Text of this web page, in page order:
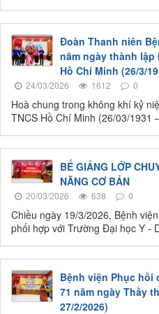
Đoàn Thanh niên
năm ngày thành
Hồ Chí Minh (26/3/
24/03/2026 1612 0
Hoà chung trong không khí kỷ
TNCS Hồ Chí Minh (26/03/1931
BẾ GIẢNG LỚP
NĂNG CƠ BẢN
20/03/2026 638 0
Chiều ngày 19/3/2026, Bệnh
phối hợp với Trường Đại học Y -
Bệnh viện Phục hồi
71 năm ngày Thầy
27/2/2026)